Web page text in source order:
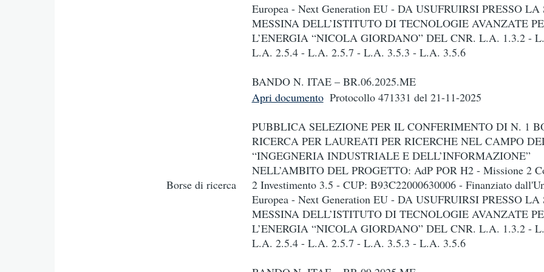
Europea - Next Generation EU - DA USUFRUIRSI PRESSO
MESSINA DELL’ISTITUTO DI TECNOLOGIE AVANZATE
L’ENERGIA “NICOLA GIORDANO” DEL CNR. L.A. 1.3.2 -
L.A. 2.5.4 - L.A. 2.5.7 - L.A. 3.5.3 - L.A. 3.5.6
BANDO N. ITAE – BR.06.2025.ME
Borse di ricerca
Apri documento Protocollo 471331 del 21-11-2025
PUBBLICA SELEZIONE PER IL CONFERIMENTO DI N. 1
RICERCA PER LAUREATI PER RICERCHE NEL CAMPO
“INGEGNERIA INDUSTRIALE E DELL’INFORMAZIONE”
NELL’AMBITO DEL PROGETTO: AdP POR H2 - Missione 2
2 Investimento 3.5 - CUP: B93C22000630006 - Finanziato
Europea - Next Generation EU - DA USUFRUIRSI PRESSO
MESSINA DELL’ISTITUTO DI TECNOLOGIE AVANZATE
L’ENERGIA “NICOLA GIORDANO” DEL CNR. L.A. 1.3.2 -
L.A. 2.5.4 - L.A. 2.5.7 - L.A. 3.5.3 - L.A. 3.5.6